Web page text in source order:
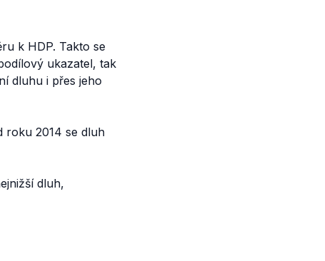
k HDP. Takto se
ukazatel, tak
dluhu i přes jeho
roku 2014 se dluh
dluh,